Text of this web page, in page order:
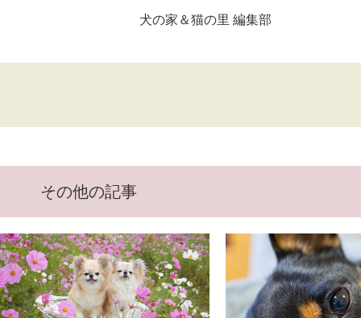
犬の家＆猫の里 編集部
その他の記事